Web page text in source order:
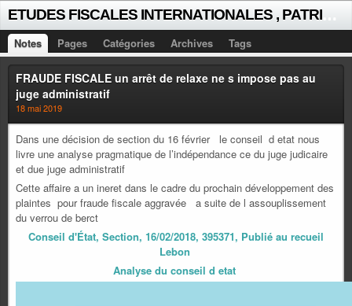
Notes Pages Catégories Archives Tags
FRAUDE FISCALE un arrêt de relaxe ne s impose pas au
juge administratif
18 mai 2019
Dans une décision de section du 16 février le conseil d etat nous
livre une analyse pragmatique de l’indépendance ce du juge judicaire
et due juge administratif
Cette affaire a un ineret dans le cadre du prochain développement des
plaintes pour fraude fiscale aggravée a suite de l assouplissement
du verrou de berct
Conseil d'État, Section, 16/02/2018, 395371, Publié au recueil
Lebon
Analyse du conseil d etat